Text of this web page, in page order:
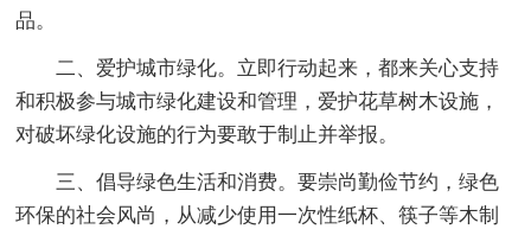
品。
二、爱护城市绿化。立即行动起来，都来关心支持
和积极参与城市绿化建设和管理，爱护花草树木设施，
对破坏绿化设施的行为要敢于制止并举报。
三、倡导绿色生活和消费。要崇尚勤俭节约，绿色
环保的社会风尚，从减少使用一次性纸杯、筷子等木制